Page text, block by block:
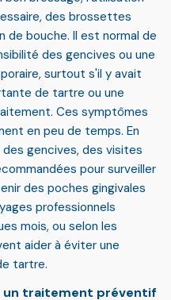
des brossettes
de bouche. Il est normal de
des gencives ou une
, surtout s'il y avait
de tartre ou une
Ces symptômes
en peu de temps. En
gencives, des visites
pour surveiller
des poches gingivales
professionnels
mois, ou selon les
aider à éviter une
tartre.
traitement préventif